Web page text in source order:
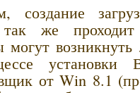
создание
так же
могут
установки
от Win 8.1